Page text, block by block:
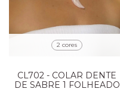
2 cores
CL702 - COLAR DENTE
DE SABRE 1 FOLHEADO